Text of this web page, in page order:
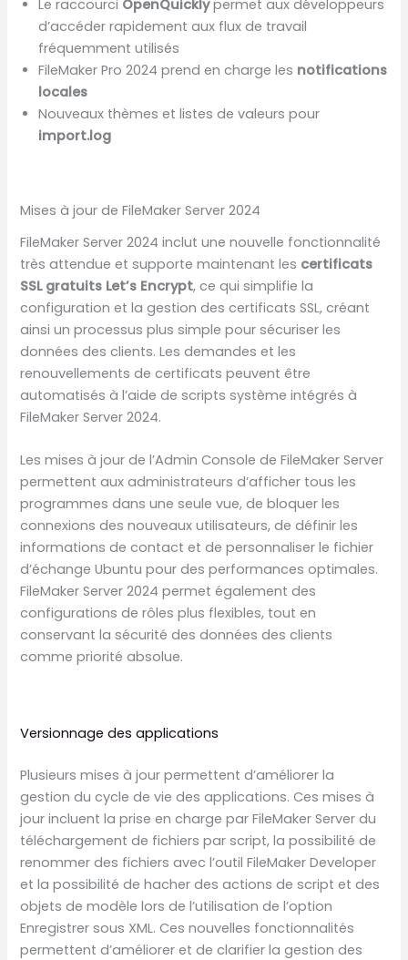
Le raccourci OpenQuicklypermet aux développeurs
d’accéder rapidement aux flux de travail
fréquemment utilisés
FileMaker Pro 2024 prend en charge les notifications
locales
Nouveaux thèmes et listes de valeurs pour
import.log
Mises à jour de FileMaker Server 2024
FileMaker Server 2024 inclut une nouvelle fonctionnalité
très attendue et supporte maintenant les certificats
SSL gratuits Let’s Encrypt, ce qui simplifie la
configuration et la gestion des certificats SSL, créant
ainsi un processus plus simple pour sécuriser les
données des clients. Les demandes et les
renouvellements de certificats peuvent être
automatisés à l’aide de scripts système intégrés à
FileMaker Server 2024.
Les mises à jour de l’Admin Console de FileMaker Server
permettent aux administrateurs d’afficher tous les
programmes dans une seule vue, de bloquer les
connexions des nouveaux utilisateurs, de définir les
informations de contact et de personnaliser le fichier
d’échange Ubuntu pour des performances optimales.
FileMaker Server 2024 permet également des
configurations de rôles plus flexibles, tout en
conservant la sécurité des données des clients
comme priorité absolue.
Versionnage des applications
Plusieurs mises à jour permettent d’améliorer la
gestion du cycle de vie des applications. Ces mises à
jour incluent la prise en charge par FileMaker Server du
téléchargement de fichiers par script, la possibilité de
renommer des fichiers avec l’outil FileMaker Developer
et la possibilité de hacher des actions de script et des
objets de modèle lors de l’utilisation de l’option
Enregistrer sous XML. Ces nouvelles fonctionnalités
permettent d’améliorer et de clarifier la gestion des